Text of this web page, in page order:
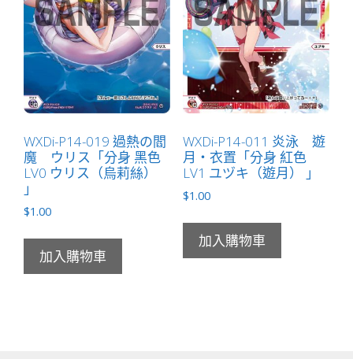
WXDi-P14-019 過熱の閻
魔 ウリス「分身 黑色
LV0 ウリス（烏莉絲）
」
$1.00
加入購物車
WXDi-P14-011 炎泳 遊
月・衣置「分身 紅色
LV1 ユヅキ（遊月） 」
$1.00
加入購物車